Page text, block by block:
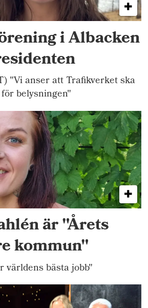
i Albacken
"Vi anser att Trafikverket ska
belysningen"
är "Årets
kommun"
världens bästa jobb"